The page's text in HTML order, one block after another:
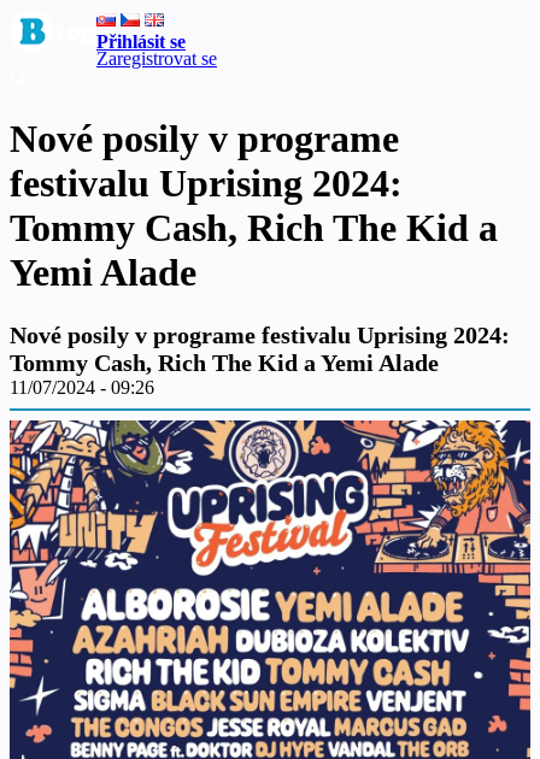
Přihlásit se
Zaregistrovat se
Nové posily v programe
festivalu Uprising 2024:
Tommy Cash, Rich The Kid a
Yemi Alade
Nové posily v programe festivalu Uprising 2024:
Tommy Cash, Rich The Kid a Yemi Alade
11/07/2024 - 09:26